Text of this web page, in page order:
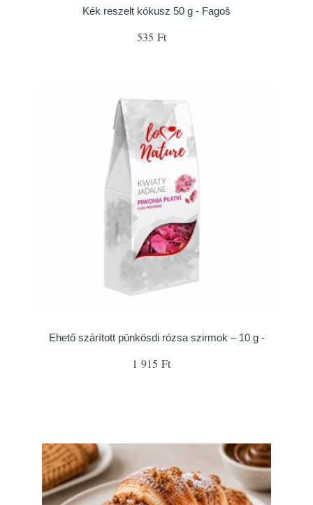
Kék reszelt kókusz 50 g - Fagoš
535 Ft
Ehető szárított pünkösdi rózsa szirmok – 10 g -
1 915 Ft